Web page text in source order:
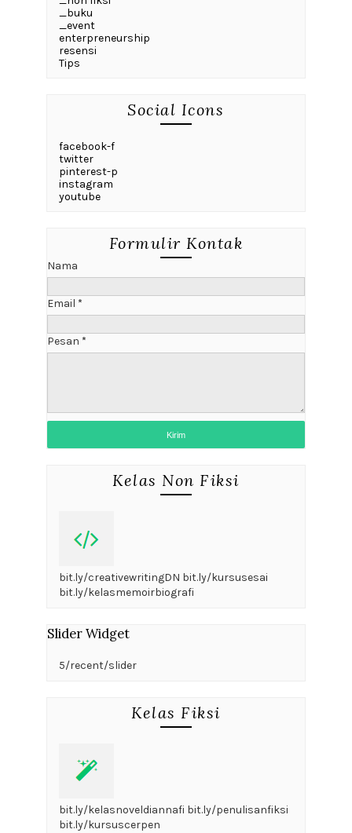
_buku
_event
enterpreneurship
resensi
Tips
Social Icons
facebook-f
twitter
pinterest-p
instagram
youtube
Formulir Kontak
Nama
Email *
Pesan *
Kelas Non Fiksi
bit.ly/creativewritingDN bit.ly/kursusesai
bit.ly/kelasmemoirbiografi
Slider Widget
5/recent/slider
Kelas Fiksi
bit.ly/kelasnoveldiannafi bit.ly/penulisanfiksi
bit.ly/kursuscerpen